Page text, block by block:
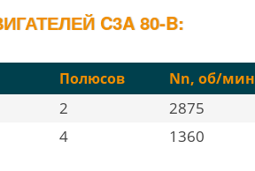
C3A 80-B:
Полюсов Nn, об/мин
2 2875
4 1360